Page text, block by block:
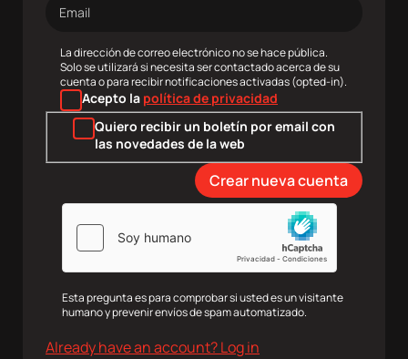
de
electrónico
La dirección de correo electrónico no se hace pública.
Solo se utilizará si necesita ser contactado acerca de su
cuenta o para recibir notificaciones activadas (opted-in).
Acepto la política de privacidad
Quiero recibir un boletín por email con
las novedades de la web
Esta pregunta es para comprobar si usted es un visitante
humano y prevenir envíos de spam automatizado.
Already have an account? Log in